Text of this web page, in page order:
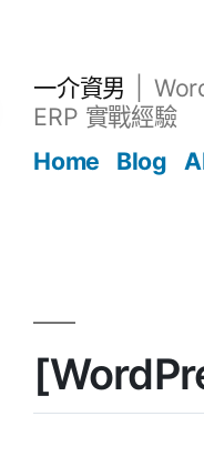
一介資男
ERP 實戰經驗
Home
Blog